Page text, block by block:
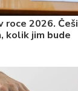
roce 2026. Češi
kolik jim bude